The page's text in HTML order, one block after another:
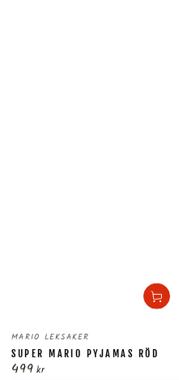
Säljare:
MARIO LEKSAKER
SUPER MARIO PYJAMAS RÖD
Ordinarie
499 kr